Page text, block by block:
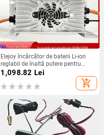
Elejoy încărcător de baterii Li-ion
reglabil de înaltă putere pentru
cărucioarele de golf, 48V 20A,
1000W, indicator LED impermeabil,
intrare AC 180–240V
1,098.82 Lei
add_shopping_cart